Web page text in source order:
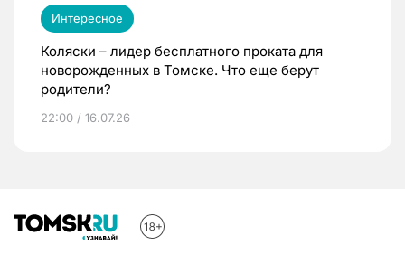
Интересное
Коляски – лидер бесплатного проката для
новорожденных в Томске. Что еще берут
родители?
22:00 / 16.07.26